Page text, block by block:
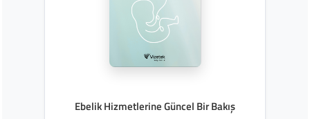
Ebelik Hizmetlerine Güncel Bir Bakış